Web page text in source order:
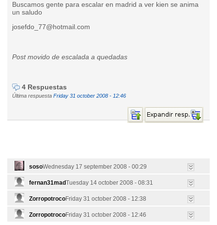
Buscamos gente para escalar en madrid a ver kien se anima
un saludo
josefdo_77@hotmail.com
Post movido de escalada a quedadas
4 Respuestas
Última respuesta Friday 31 october 2008 - 12:46
sosoWednesday 17 september 2008 - 00:29
fernan31madTuesday 14 october 2008 - 08:31
ZorropotrocoFriday 31 october 2008 - 12:38
ZorropotrocoFriday 31 october 2008 - 12:46